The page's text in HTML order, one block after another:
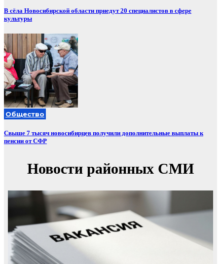
В сёла Новосибирской области приедут 20 специалистов в сфере
культуры
Общество
Свыше 7 тысяч новосибирцев получили дополнительные выплаты к
пенсии от СФР